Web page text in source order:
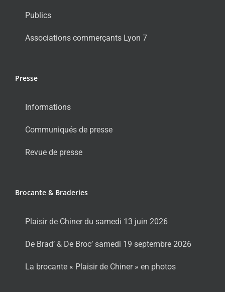
Publics
Associations commerçants Lyon 7
Presse
Informations
Communiqués de presse
Revue de presse
Brocante & Braderies
Plaisir de Chiner du samedi 13 juin 2026
De Brad’ & De Broc’ samedi 19 septembre 2026
La brocante « Plaisir de Chiner » en photos